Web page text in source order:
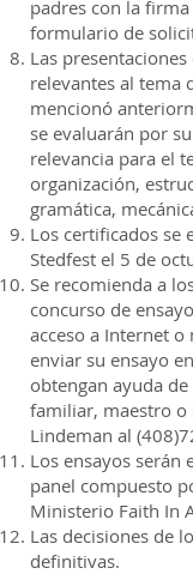
padres con la
formulario de
Las
relevantes al tema
mencionó
se evaluarán por
relevancia para el
organización,
gramática,
Los certificados se
Stedfest el 5 de
Se recomienda a
concurso de
acceso a Internet o
enviar su ensayo
obtengan ayuda
familiar, maestro o
Lindeman al
Los ensayos serán
panel compuesto
Ministerio Faith In
Las decisiones de
definitivas.